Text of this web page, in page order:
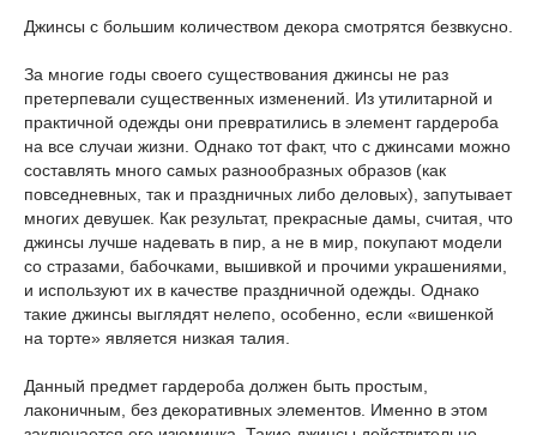
Джинсы с большим количеством декора смотрятся безвкусно.
За многие годы своего существования джинсы не раз
претерпевали существенных изменений. Из утилитарной и
практичной одежды они превратились в элемент гардероба
на все случаи жизни. Однако тот факт, что с джинсами можно
составлять много самых разнообразных образов (как
повседневных, так и праздничных либо деловых), запутывает
многих девушек. Как результат, прекрасные дамы, считая, что
джинсы лучше надевать в пир, а не в мир, покупают модели
со стразами, бабочками, вышивкой и прочими украшениями,
и используют их в качестве праздничной одежды. Однако
такие джинсы выглядят нелепо, особенно, если «вишенкой
на торте» является низкая талия.
Данный предмет гардероба должен быть простым,
лаконичным, без декоративных элементов. Именно в этом